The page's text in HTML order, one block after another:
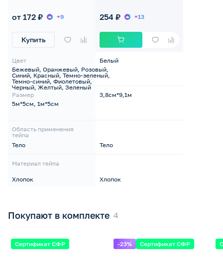
от 172 ₽ +9
Купить
Цвет
Бежевый, Оранжевый, Розовый,
Синий, Красный, Темно-зеленый,
Темно-синий, Фиолетовый,
Черный, Желтый, Зеленый
Размер
5м*5см, 1м*5см
Область применения
тейпа
Тело
Материал тейпа
Хлопок
254 ₽ +13
Белый
3,8см*9,1м
Тело
Хлопок
Покупают в комплекте
Сертификат СФР -23% Сертификат СФР